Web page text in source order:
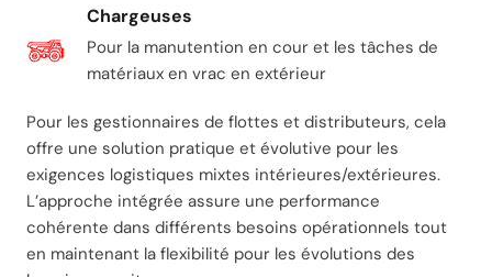
Chargeuses
Pour la manutention en cour et les tâches de
matériaux en vrac en extérieur
Pour les gestionnaires de flottes et distributeurs, cela
offre une solution pratique et évolutive pour les
exigences logistiques mixtes intérieures/extérieures.
L’approche intégrée assure une performance
cohérente dans différents besoins opérationnels tout
en maintenant la flexibilité pour les évolutions des